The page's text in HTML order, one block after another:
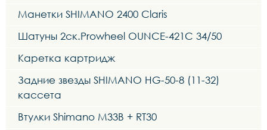
Манетки SHIMANO 2400 Claris
Шатуны 2ск.Prowheel OUNCE-421C 34/50
Каретка картридж
Задние звезды SHIMANO HG-50-8 (11-32)
кассета
Втулки Shimano M33B + RT30